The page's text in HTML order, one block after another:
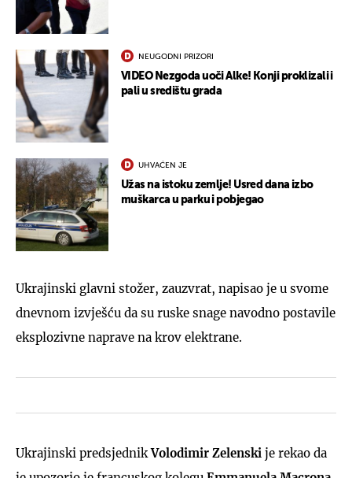
NEUGODNI PRIZORI
VIDEO Nezgoda uoči Alke! Konji proklizali i
pali u središtu grada
UHVAĆEN JE
Užas na istoku zemlje! Usred dana izbo
muškarca u parku i pobjegao
Ukrajinski glavni stožer, zauzvrat, napisao je u svome
dnevnom izvješću da su ruske snage navodno postavile
eksplozivne naprave na krov elektrane.
Ukrajinski predsjednikVolodimir Zelenski je rekao da